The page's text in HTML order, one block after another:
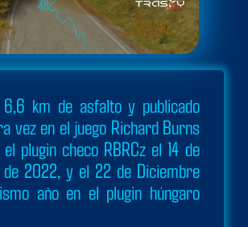
km de asfalto y publicado
vez en el juego Richard Burns
plugin checo RBRCz el 14 de
de 2022, y el 22 de Diciembre
año en el plugin húngaro